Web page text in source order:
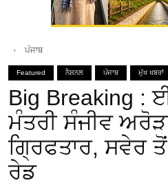
ਪੰਜਾਬ
Featured ਨੈਸ਼ਨਲ ਪੰਜਾਬ ਮੁੱਖ ਖਬਰਾਂ
Big Breaking :
ਮੰਤਰੀ ਸੰਜੀਵ
ਗ੍ਰਿਫਤਾਰ, ਸਵੇਰ
ਰੇਡ